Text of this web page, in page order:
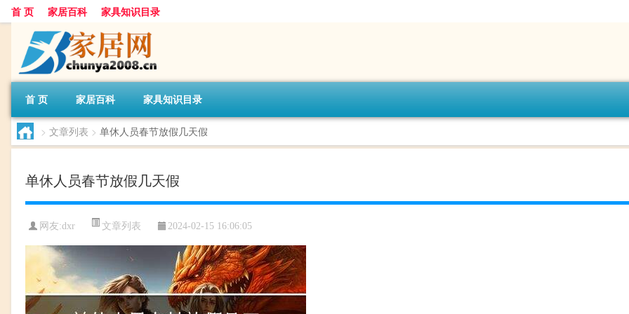
首 页 家居百科 家具知识目录
首 页 家居百科 家具知识目录
> 文章列表 > 单休人员春节放假几天假
单休人员春节放假几天假
网友:dxr 文章列表 2024-02-15 16:06:05